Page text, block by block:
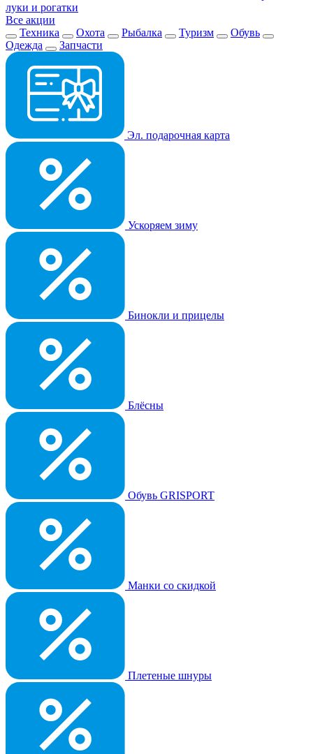
луки и рогатки
Все акции
Техника
Охота Рыбалка Туризм
Обувь
Одежда
Запчасти
Эл. подарочная карта
Ускоряем зиму
Бинокли и прицелы
Блёсны
Обувь GRISPORT
Манки со скидкой
Плетеные шнуры